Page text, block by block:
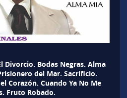
Divorcio. Bodas Negras. Alma
del Mar. Sacrificio.
Corazón. Cuando Ya No Me
Fruto Robado.